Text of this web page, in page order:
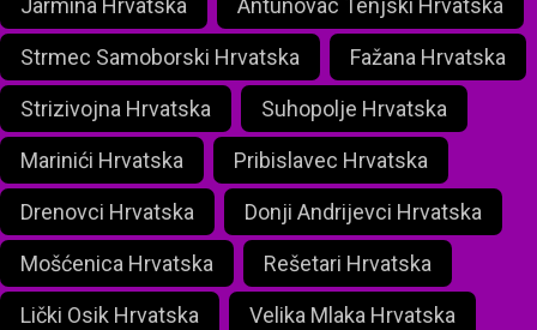
Jarmina Hrvatska Antunovac Tenjski Hrvatska
Strmec Samoborski Hrvatska Fažana Hrvatska
Strizivojna Hrvatska Suhopolje Hrvatska
Marinići Hrvatska Pribislavec Hrvatska
Drenovci Hrvatska Donji Andrijevci Hrvatska
Mošćenica Hrvatska Rešetari Hrvatska
Lički Osik Hrvatska Velika Mlaka Hrvatska